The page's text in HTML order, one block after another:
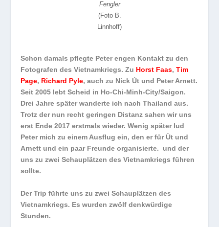
Fengler
(Foto B.
Linnhoff)
Schon damals pflegte Peter engen Kontakt zu den
Fotografen des Vietnamkriegs. Zu Horst Faas,Tim
Page, Richard Pyle, auch zu Nick Út und Peter Arnett.
Seit 2005 lebt Scheid in Ho-Chi-Minh-City/Saigon.
Drei Jahre später wanderte ich nach Thailand aus.
Trotz der nun recht geringen Distanz sahen wir uns
erst Ende 2017 erstmals wieder. Wenig später lud
Peter mich zu einem Ausflug ein, den er für Ùt und
Arnett und ein paar Freunde organisierte. und der
uns zu zwei Schauplätzen des Vietnamkriegs führen
sollte.
Der Trip führte uns zu zwei Schauplätzen des
Vietnamkriegs. Es wurden zwölf denkwürdige
Stunden.